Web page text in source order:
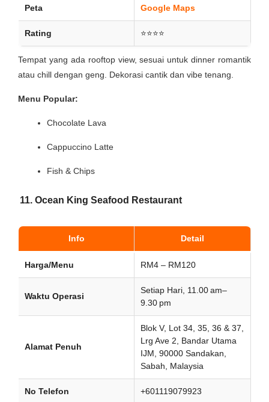
Peta Google Maps
Rating ⭐⭐⭐⭐
Tempat yang ada rooftop view, sesuai untuk dinner romantik
atau chill dengan geng. Dekorasi cantik dan vibe tenang.
Menu Popular:
Chocolate Lava
Cappuccino Latte
Fish & Chips
11. Ocean King Seafood Restaurant
Info Detail
Harga/Menu RM4 – RM120
Waktu Operasi
Setiap Hari, 11.00 am–
9.30 pm
Alamat Penuh
Blok V, Lot 34, 35, 36 & 37,
Lrg Ave 2, Bandar Utama
IJM, 90000 Sandakan,
Sabah, Malaysia
No Telefon +601119079923